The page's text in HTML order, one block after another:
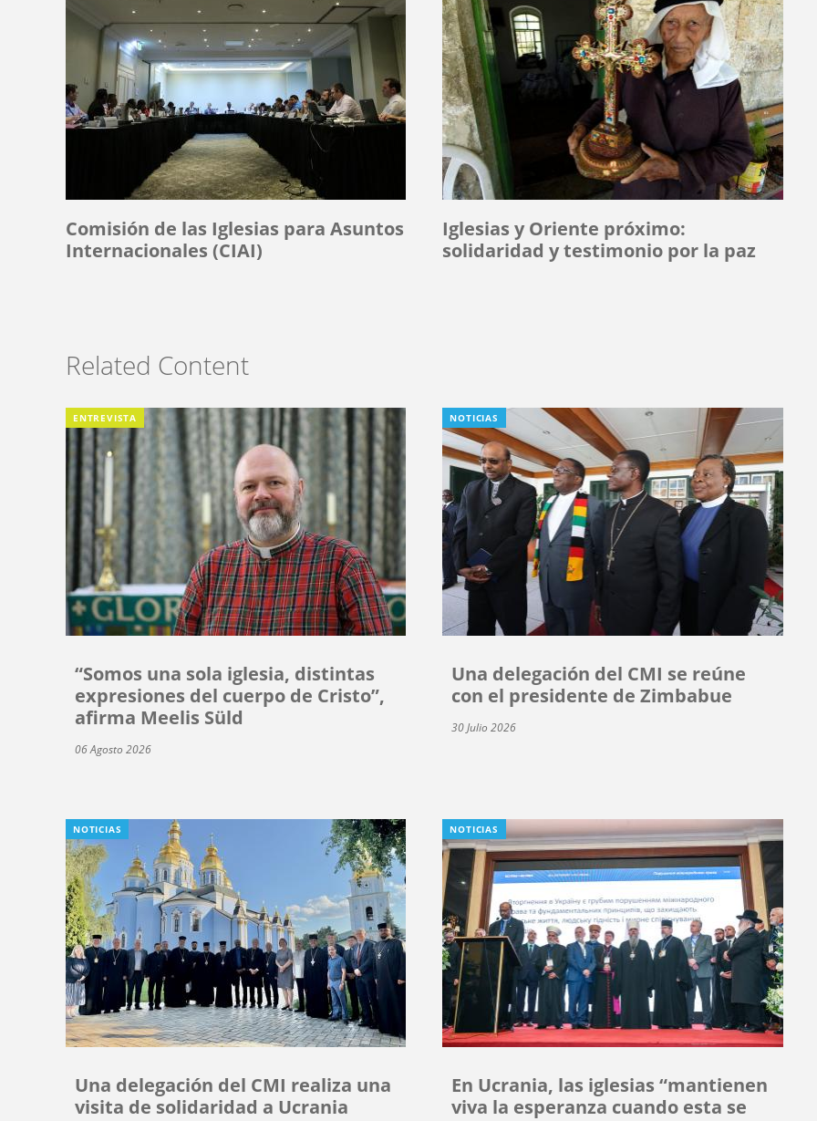
Comisión de las Iglesias para Asuntos
Internacionales (CIAI)
Iglesias y Oriente próximo:
solidaridad y testimonio por la paz
Related Content
ENTREVISTA
“Somos una sola iglesia, distintas
expresiones del cuerpo de Cristo”,
afirma Meelis Süld
06 Agosto 2026
NOTICIAS
Una delegación del CMI se reúne
con el presidente de Zimbabue
30 Julio 2026
NOTICIAS
Una delegación del CMI realiza una
visita de solidaridad a Ucrania
NOTICIAS
En Ucrania, las iglesias “mantienen
viva la esperanza cuando esta se